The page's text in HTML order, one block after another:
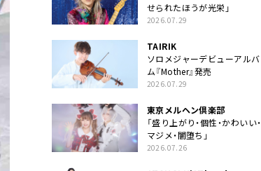
せられたほうが光栄」
2026.07.29
TAIRIK
ソロメジャーデビューアルバ
ム『Mother』発売
2026.07.29
東京メルヘン倶楽部
「盛り上がり・個性・かわいい・
マジメ・闇堕ち」
2026.07.26